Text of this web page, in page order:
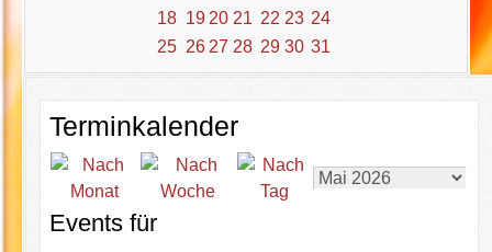
18 19 20 21 22 23 24
25 26 27 28 29 30 31
Terminkalender
Events für